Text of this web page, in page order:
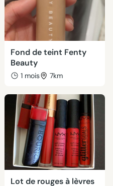
Fond de teint Fenty
Beauty
1 mois 7km
Lot de rouges à lèvres